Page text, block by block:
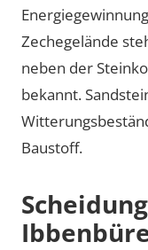
Zechegelände
neben der
bekannt.
Baustoff.